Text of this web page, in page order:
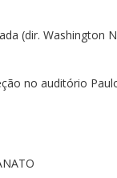
(dir. Washington
no auditório